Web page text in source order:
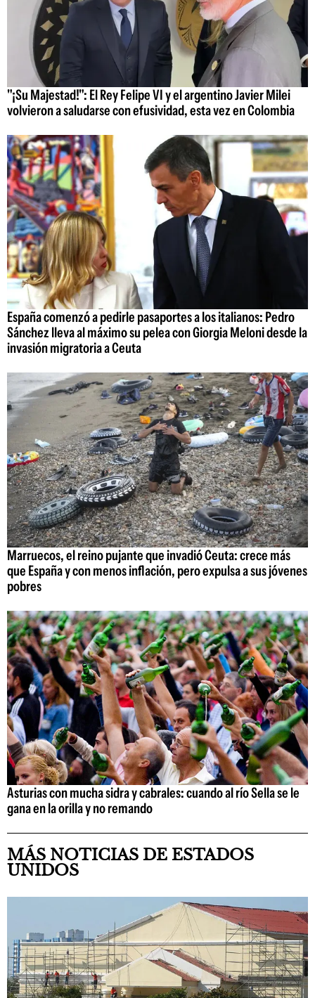
"¡Su Majestad!": El Rey Felipe VI y el argentino Javier Milei
volvieron a saludarse con efusividad, esta vez en Colombia
España comenzó a pedirle pasaportes a los italianos: Pedro
Sánchez lleva al máximo su pelea con Giorgia Meloni desde la
invasión migratoria a Ceuta
Marruecos, el reino pujante que invadió Ceuta: crece más
que España y con menos inflación, pero expulsa a sus jóvenes
pobres
Asturias con mucha sidra y cabrales: cuando al río Sella se le
gana en la orilla y no remando
MÁS NOTICIAS DE ESTADOS
UNIDOS